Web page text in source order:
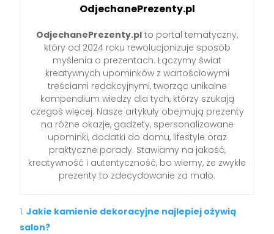
OdjechanePrezenty.pl
OdjechanePrezenty.pl to portal tematyczny,
który od 2024 roku rewolucjonizuje sposób
myślenia o prezentach. Łączymy świat
kreatywnych upominków z wartościowymi
treściami redakcyjnymi, tworząc unikalne
kompendium wiedzy dla tych, którzy szukają
czegoś więcej. Nasze artykuły obejmują prezenty
na różne okazje, gadżety, spersonalizowane
upominki, dodatki do domu, lifestyle oraz
praktyczne porady. Stawiamy na jakość,
kreatywność i autentyczność, bo wiemy, że zwykłe
prezenty to zdecydowanie za mało.
Jakie kamienie dekoracyjne najlepiej ożywią
salon?